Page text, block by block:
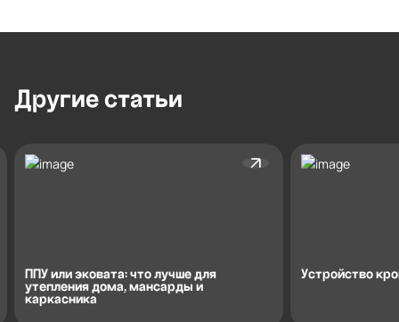
Другие статьи
ППУ или эковата: что лучше для
утепления дома, мансарды и
каркасника
Устройство